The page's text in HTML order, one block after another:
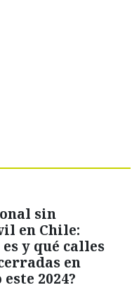
sin
en Chile:
es y qué calles
en
2024?